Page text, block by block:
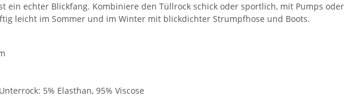
ein echter Blickfang. Kombiniere den Tüllrock schick oder sportlich, mit Pumps
leicht im Sommer und im Winter mit blickdichter Strumpfhose und Boots.
5% Elasthan, 95% Viscose